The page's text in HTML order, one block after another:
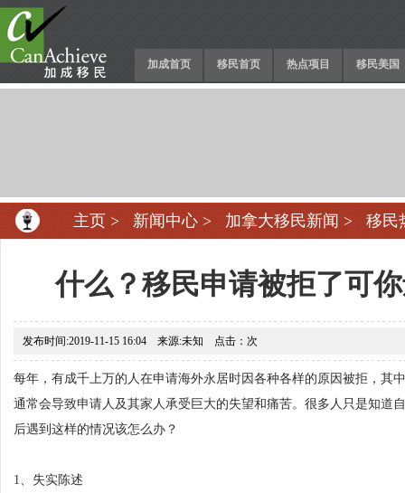
加成首页 移民首页 热点项目 移民美国
主页> 新闻中心> 加拿大移民新闻> 移民
什么？移民申请被拒了可
发布时间:2019-11-15 16:04 来源:未知 点击： 次
每年，有成千上万的人在申请海外永居时因各种各样的原因被拒，其
通常会导致申请人及其家人承受巨大的失望和痛苦。很多人只是知道
后遇到这样的情况该怎么办？
1、失实陈述